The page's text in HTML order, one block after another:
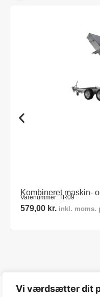
Vi værdsætter dit
Kombineret maskin-
Varenummer: TR09
579,00 kr. inkl. moms.